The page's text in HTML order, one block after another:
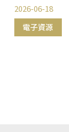
電子資源
2026-06-18